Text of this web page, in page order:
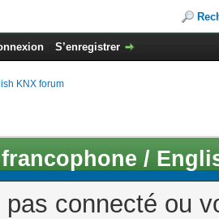
S’enregistrer
KNX forum
/
pas connecté ou